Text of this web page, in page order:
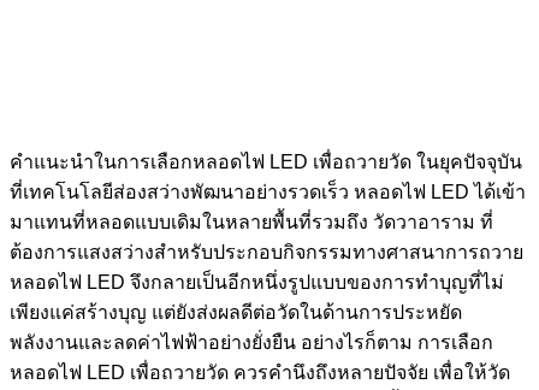
คำแนะนำในการเลือกหลอดไฟ LED เพื่อถวายวัด ในยุคปัจจุบัน
ที่เทคโนโลยีส่องสว่างพัฒนาอย่างรวดเร็ว หลอดไฟ LED ได้เข้า
มาแทนที่หลอดแบบเดิมในหลายพื้นที่รวมถึง วัดวาอาราม ที่
ต้องการแสงสว่างสำหรับประกอบกิจกรรมทางศาสนาการถวาย
หลอดไฟ LED จึงกลายเป็นอีกหนึ่งรูปแบบของการทำบุญที่ไม่
เพียงแค่สร้างบุญ แต่ยังส่งผลดีต่อวัดในด้านการประหยัด
พลังงานและลดค่าไฟฟ้าอย่างยั่งยืน อย่างไรก็ตาม การเลือก
หลอดไฟ LED เพื่อถวายวัด ควรคำนึงถึงหลายปัจจัย เพื่อให้วัด